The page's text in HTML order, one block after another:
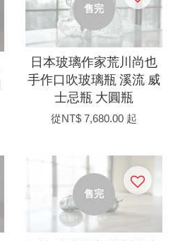
售完
日本玻璃作家荒川尚也
手作口吹玻璃瓶 溪流 威
士忌瓶 大圓瓶
從NT$ 7,680.00 起
售完